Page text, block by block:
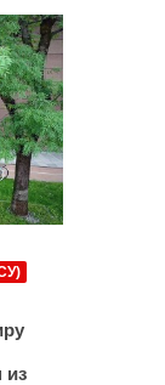
из